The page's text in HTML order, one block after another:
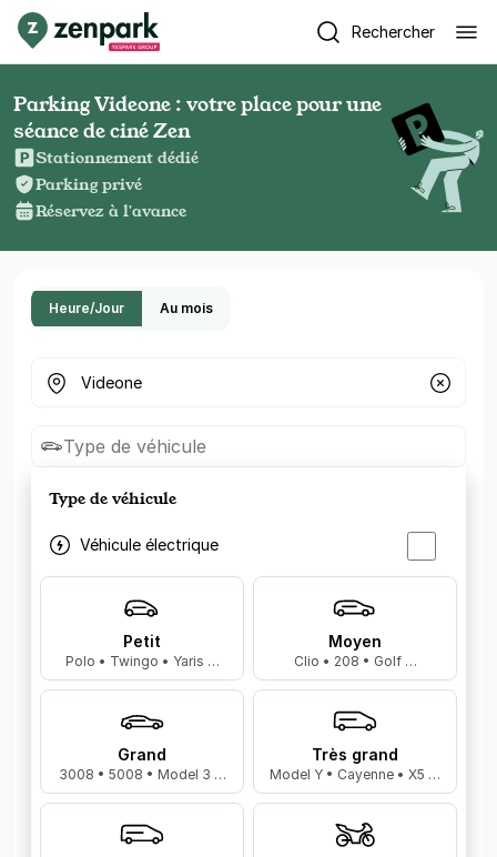
Rechercher
Parking Videone : votre place pour une
séance de ciné Zen
Stationnement dédié
Parking privé
Réservez à l'avance
Heure/Jour Au mois
Où cherchez-vous un parking ?
Type de véhicule
Type de véhicule
Véhicule électrique
Petit
Polo • Twingo • Yaris …
Moyen
Clio • 208 • Golf …
Grand
3008 • 5008 • Model 3 …
Très grand
Model Y • Cayenne • X5 …